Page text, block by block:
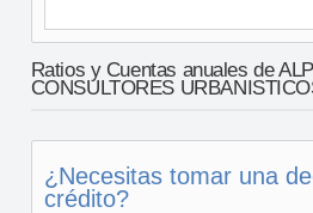
Ratios y Cuentas anuales de
CONSULTORES
¿Necesitas tomar una
crédito?